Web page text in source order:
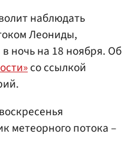
наблюдать
Леониды,
ночь на 18 ноября. Об
со ссылкой
метеорного потока –